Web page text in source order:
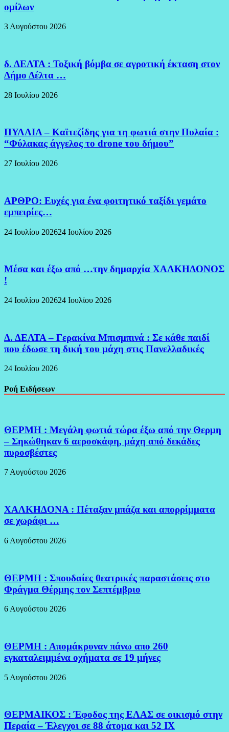
ομίλων
3 Αυγούστου 2026
δ. ΔΕΛΤΑ : Τοξική βόμβα σε αγροτική έκταση στον
Δήμο Δέλτα …
28 Ιουλίου 2026
ΠΥΛΑΙΑ – Καϊτεζίδης για τη φωτιά στην Πυλαία :
“Φύλακας άγγελος το drone του δήμου”
27 Ιουλίου 2026
ΑΡΘΡΟ: Ευχές για ένα φοιτητικό ταξίδι γεμάτο
εμπειρίες…
24 Ιουλίου 202624 Ιουλίου 2026
Μέσα και έξω από …την δημαρχία ΧΑΛΚΗΔΟΝΟΣ
!
24 Ιουλίου 202624 Ιουλίου 2026
Δ. ΔΕΛΤΑ – Γερακίνα Μπισμπινά : Σε κάθε παιδί
που έδωσε τη δική του μάχη στις Πανελλαδικές
24 Ιουλίου 2026
Ροή Ειδήσεων
ΘΕΡΜΗ : Μεγάλη φωτιά τώρα έξω από την Θερμη
– Σηκώθηκαν 6 αεροσκάφη, μάχη από δεκάδες
πυροσβέστες
7 Αυγούστου 2026
ΧΑΛΚΗΔΟΝΑ : Πέταξαν μπάζα και απορρίμματα
σε χωράφι …
6 Αυγούστου 2026
ΘΕΡΜΗ : Σπουδαίες θεατρικές παραστάσεις στο
Φράγμα Θέρμης τον Σεπτέμβριο
6 Αυγούστου 2026
ΘΕΡΜΗ : Απομάκρυναν πάνω απο 260
εγκαταλειμμένα οχήματα σε 19 μήνες
5 Αυγούστου 2026
ΘΕΡΜΑΙΚΟΣ : Έφοδος της ΕΛΑΣ σε οικισμό στην
Περαία – Έλεγχοι σε 88 άτομα και 52 ΙΧ